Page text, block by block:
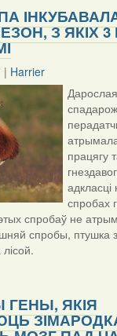
З ЯКІХ 3
| Harrier
працягу
спробах
спробаў не
спробы, птушка
ЯКІЯ